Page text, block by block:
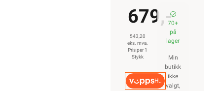
679,-
543,20
eks. mva.
Pris per 1
Stykk
Hurtigkasse
70+
på
lager
Min
butikk
ikke
valgt,